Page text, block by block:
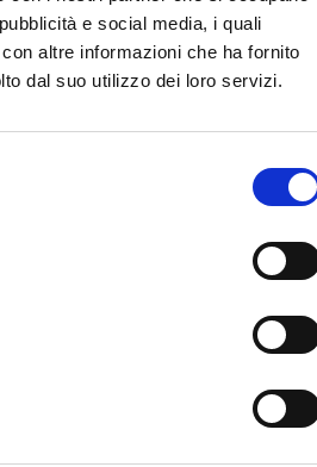
e social media, i quali
altre informazioni che ha fornito
dal suo utilizzo dei loro servizi.